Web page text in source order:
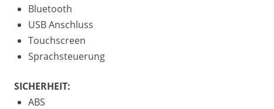
Bluetooth
USB Anschluss
Touchscreen
Sprachsteuerung
SICHERHEIT:
ABS